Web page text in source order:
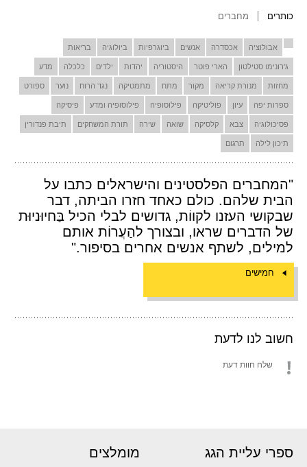
כותרים מחברים
אבולוציה אכסדרה אנשים ביוגרפיות ביולוגיה בריאות
ג'רונימו סטילטון הארי פוטר היסטוריה יהדות ילדים כלכלה מדע
מחזות מנורת קריאה מקור מתח מתמטיקה נגד הרוח נוער ספורט
ספרות יפה עיון פוליטיקה פילוסופיה פילוסופיה ומדע פיסיקה
פסיכולוגיה צבא קלסיקה שואה שירה תורת המשחקים תיבת פנדורין
תיכון לילה תרגום
"המחברים הפלסטינים והישראלים כתבו על
הבית שלהם. כולם כאחד חזרו הביתה, דבר
שבקושי העזנו לקווֹת, גדושים לבלי הכיל בַּחיוּניוּת
של הדברים שראו, ובצורך להַעֲרוֹת אותם
למילים, לשתף אנשים אחרים בסיפור."
חמישים
חשוב לנו לדעת
שלח חוות דעת
ספרי עליית הגג מומלצים